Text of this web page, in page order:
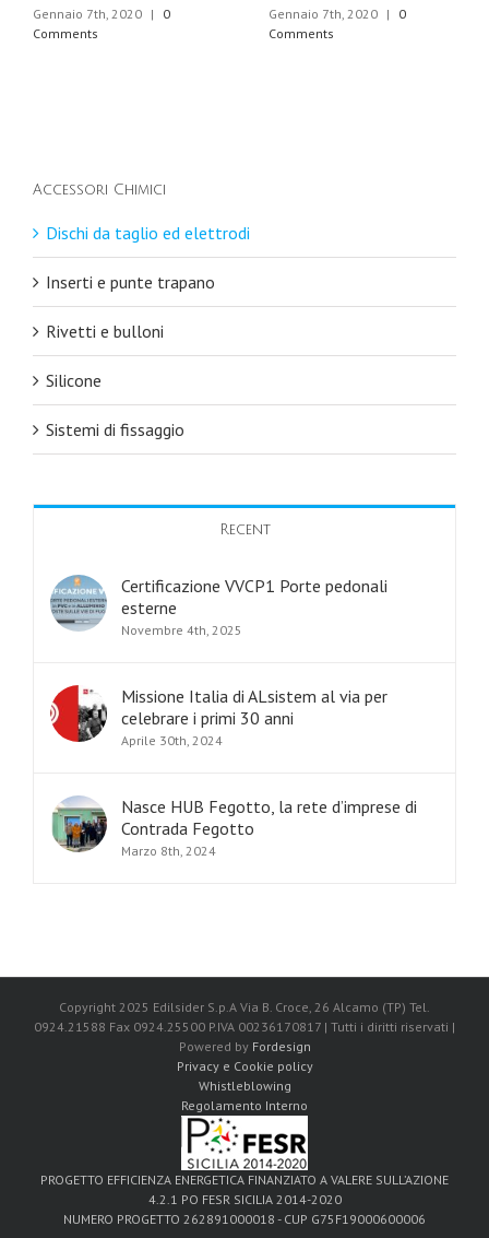
Gennaio 7th, 2020 |
0
Comments
Gennaio 7th, 2020 |
0
Comments
Accessori Chimici
Dischi da taglio ed elettrodi
Inserti e punte trapano
Rivetti e bulloni
Silicone
Sistemi di fissaggio
Recent
Certificazione VVCP1 Porte pedonali
esterne
Novembre 4th, 2025
Missione Italia di ALsistem al via per
celebrare i primi 30 anni
Aprile 30th, 2024
Nasce HUB Fegotto, la rete d’imprese di
Contrada Fegotto
Marzo 8th, 2024
Copyright 2025 Edilsider S.p.A Via B. Croce, 26 Alcamo (TP) Tel.
0924.21588 Fax 0924.25500 P.IVA 00236170817 | Tutti i diritti riservati |
Powered by Fordesign
Privacy e Cookie policy
Whistleblowing
Regolamento Interno
PROGETTO EFFICIENZA ENERGETICA FINANZIATO A VALERE SULL’AZIONE
4.2.1 PO FESR SICILIA 2014-2020
NUMERO PROGETTO 262891000018 - CUP G75F19000600006